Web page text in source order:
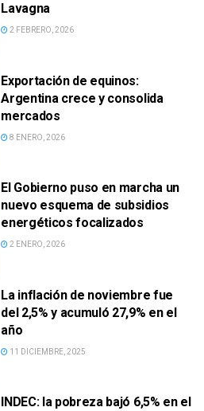
Lavagna
2 FEBRERO, 2026
Exportación de equinos:
Argentina crece y consolida
mercados
8 ENERO, 2026
El Gobierno puso en marcha un
nuevo esquema de subsidios
energéticos focalizados
2 ENERO, 2026
La inflación de noviembre fue
del 2,5% y acumuló 27,9% en el
año
11 DICIEMBRE, 2025
INDEC: la pobreza bajó 6,5% en el